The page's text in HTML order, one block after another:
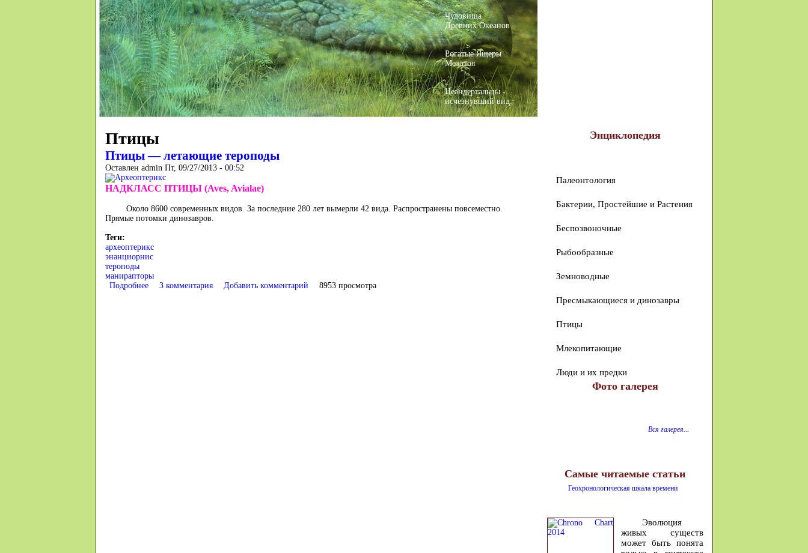
Чудовища
Древних Океанов
Рогатые Ящеры
Мезозоя
Неандертальцы -
исчезнувший вид.
Энциклопедия
Палеонтология
Бактерии, Простейшие и Растения
Беспозвоночные
Рыбообразные
Земноводные
Пресмыкающиеся и динозавры
Птицы
Млекопитающие
Люди и их предки
Фото галерея
Вся галерея...
Самые читаемые статьи
Геохронологическая шкала времени
Эволюция
живых существ
может быть понята
Птицы
Птицы — летающие тероподы
Оставлен adminПт, 09/27/2013 - 00:52
НАДКЛАСС ПТИЦЫ (Aves, Avialae)
Около 8600 современных видов. За последние 280 лет вымерли 42 вида. Распространены повсеместно.
Прямые потомки динозавров.
Теги:
археоптерикс
энанциорнис
тероподы
манирапторы
Подробнеео Птицы — летающие тероподы
3 комментария Добавить комментарий 8953 просмотра